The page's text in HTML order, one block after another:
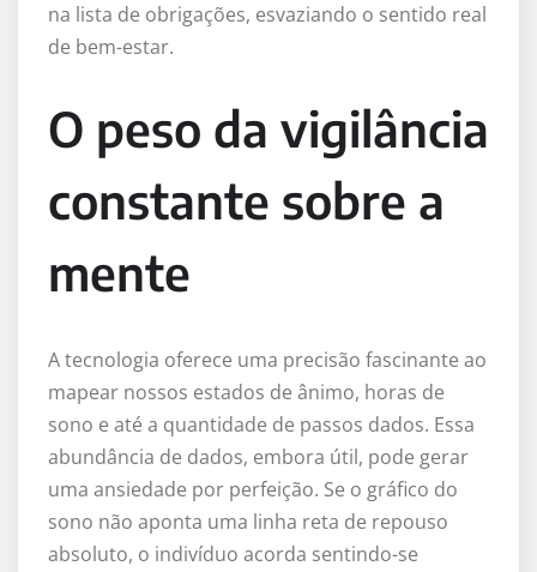
na lista de obrigações, esvaziando o sentido real
de bem-estar.
O peso da vigilância
constante sobre a
mente
A tecnologia oferece uma precisão fascinante ao
mapear nossos estados de ânimo, horas de
sono e até a quantidade de passos dados. Essa
abundância de dados, embora útil, pode gerar
uma ansiedade por perfeição. Se o gráfico do
sono não aponta uma linha reta de repouso
absoluto, o indivíduo acorda sentindo-se